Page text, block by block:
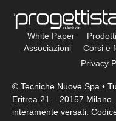
White Paper
Associazioni
Corsi e
Privacy
© Tecniche Nuove Spa •
Eritrea 21 – 20157
interamente versati.